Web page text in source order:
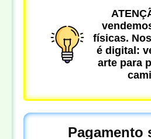
físicas.
é digital:
arte para
Pagamento